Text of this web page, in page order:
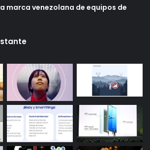
marca venezolana de equipos de